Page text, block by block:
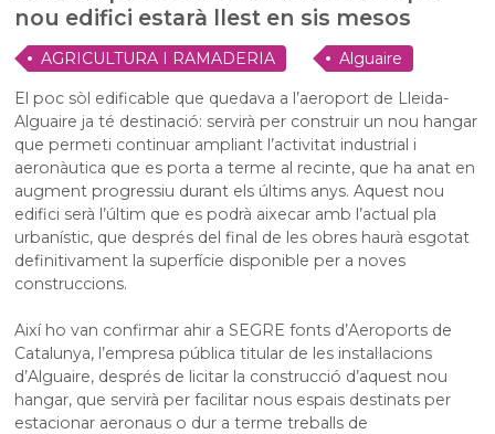
nou edifici estarà llest en sis mesos
AGRICULTURA I RAMADERIA
Alguaire
El poc sòl edificable que quedava a l’aeroport de Lleida-
Alguaire ja té destinació: servirà per construir un nou hangar
que permeti continuar ampliant l’activitat industrial i
aeronàutica que es porta a terme al recinte, que ha anat en
augment progressiu durant els últims anys. Aquest nou
edifici serà l’últim que es podrà aixecar amb l’actual pla
urbanístic, que després del final de les obres haurà esgotat
definitivament la superfície disponible per a noves
construccions.
Així ho van confirmar ahir a SEGRE fonts d’Aeroports de
Catalunya, l’empresa pública titular de les instal·lacions
d’Alguaire, després de licitar la construcció d’aquest nou
hangar, que servirà per facilitar nous espais destinats per
estacionar aeronaus o dur a terme treballs de